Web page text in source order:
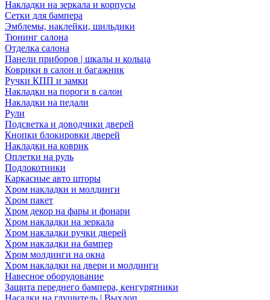
Накладки на зеркала и корпусы
Сетки для бампера
Эмблемы, наклейки, шильдики
Тюнинг салона
Отделка салона
Панели приборов | шкалы и кольца
Коврики в салон и багажник
Ручки КПП и замки
Накладки на пороги в салон
Накладки на педали
Рули
Подсветка и доводчики дверей
Кнопки блокировки дверей
Накладки на коврик
Оплетки на руль
Подлокотники
Каркасные авто шторы
Хром накладки и молдинги
Хром пакет
Хром декор на фары и фонари
Хром накладки на зеркала
Хром накладки ручки дверей
Хром накладки на бампер
Хром молдинги на окна
Хром накладки на двери и молдинги
Навесное оборудование
Защита переднего бампера, кенгурятники
Насадки на глушитель | Выхлоп